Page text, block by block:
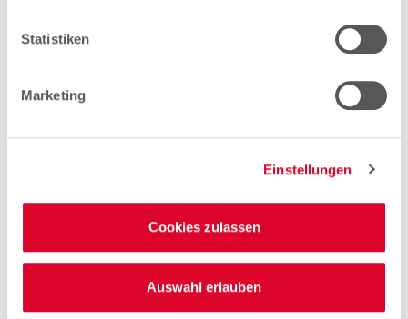
Statistiken
Marketing
Einstellungen
Cookies zulassen
Auswahl erlauben
Woolworth – Linden
Öffnungszeiten
Hinweis